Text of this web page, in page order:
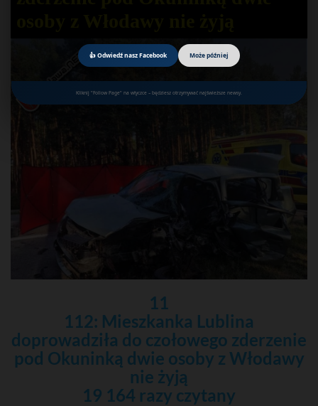
👍 Odwiedź nasz Facebook Może później
Kliknij "Follow Page" na wtyczce – będziesz otrzymywać najświeższe newsy.
11
112: Mieszkanka Lublina
doprowadziła do czołowego zderzenie
pod Okuninką dwie osoby z Włodawy
nie żyją
19 164 razy czytany